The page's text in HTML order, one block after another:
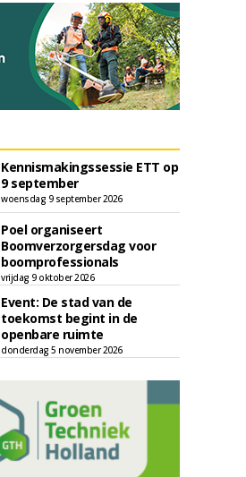
Kennismakingssessie ETT op
9 september
woensdag 9 september 2026
Poel organiseert
Boomverzorgersdag voor
boomprofessionals
vrijdag 9 oktober 2026
Event: De stad van de
toekomst begint in de
openbare ruimte
donderdag 5 november 2026